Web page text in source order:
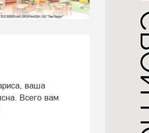
ваша
Всего вам